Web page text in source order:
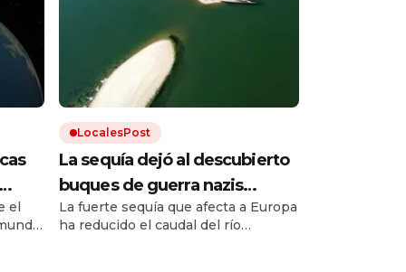
el
LocalesPost
La sequía dejó al descubierto
buques de guerra nazis
hundidos en un río europeo
La fuerte sequía que afecta a Europa
ha reducido el caudal del río